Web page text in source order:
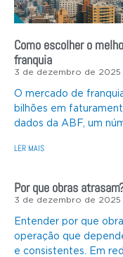
Como escolher o
franquia
3 de dezembro de 2025
O mercado de
bilhões em
dados da ABF, um
LER MAIS
Por que obras
3 de dezembro de 2025
Entender por que
operação que
e consistentes. Em